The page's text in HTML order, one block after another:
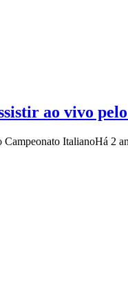
ao vivo
Campeonato ItalianoHá 2